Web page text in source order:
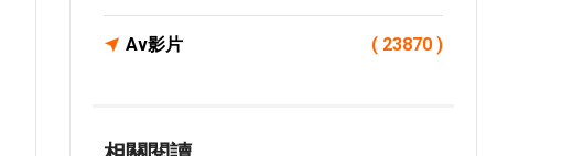
Av影片 ( 23870 )